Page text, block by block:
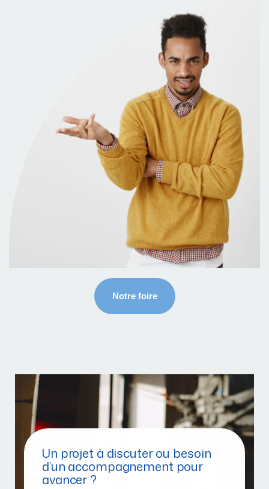
Un projet à discuter ou besoin
d’un accompagnement pour
avancer ?